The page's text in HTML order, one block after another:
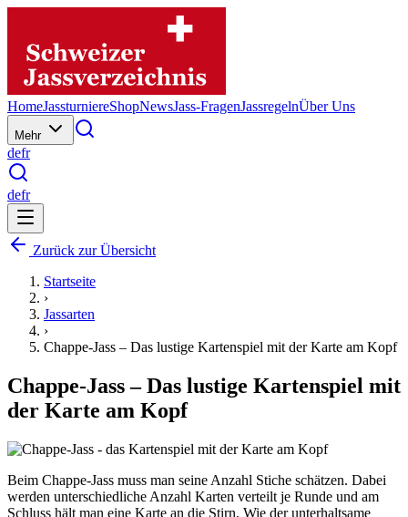
HomeJassturniereShopNewsJass-FragenJassregelnÜber Uns
Mehr
defr
defr
Zurück zur Übersicht
Startseite
›
Jassarten
›
Chappe-Jass – Das lustige Kartenspiel mit der Karte am Kopf
Chappe-Jass – Das lustige Kartenspiel mit
der Karte am Kopf
Beim Chappe-Jass muss man seine Anzahl Stiche schätzen. Dabei
werden unterschiedliche Anzahl Karten verteilt je Runde und am
Schluss hält man eine Karte an die Stirn. Wie der unterhaltsame